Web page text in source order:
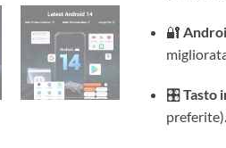
🔐
🎛️Tasto
preferite).